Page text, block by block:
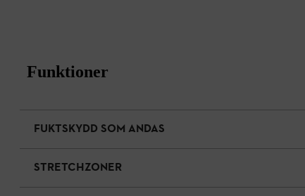
Funktioner
FUKTSKYDD SOM ANDAS
STRETCHZONER